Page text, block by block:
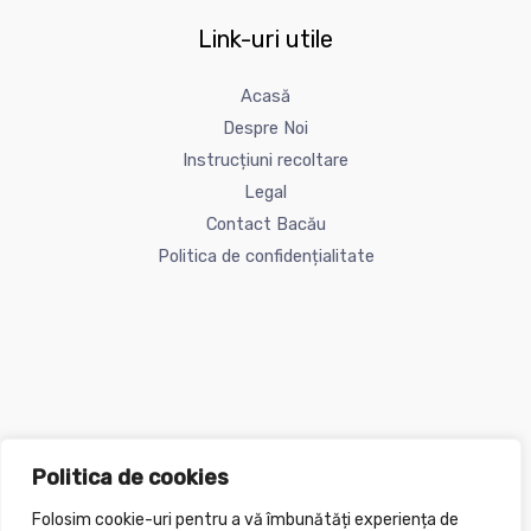
Politica de cookies
Folosim cookie-uri pentru a vă îmbunătăți experiența de
Link-uri utile
Acasă
Despre Noi
Instrucțiuni recoltare
Legal
Contact Bacău
Politica de confidențialitate